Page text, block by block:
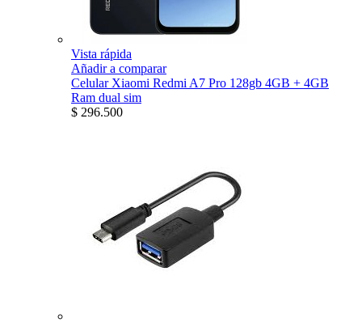
Vista rápida
Añadir a comparar
Celular Xiaomi Redmi A7 Pro 128gb 4GB + 4GB
Ram dual sim
$ 296.500